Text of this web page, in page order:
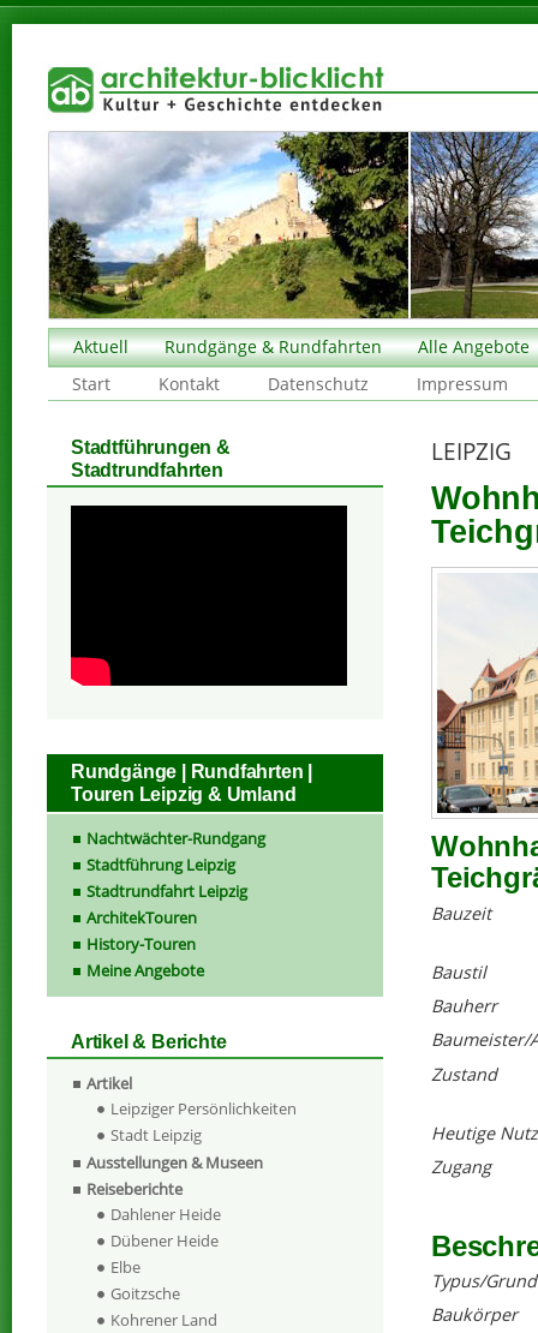
Aktuell Rundgänge & Rundfahrten
Alle Angebote
Start
Kontakt Datenschutz Impressum
LEIPZIG
Bauzeit
Baustil
Bauherr
Baumeister/
Zustand
Heutige
Zugang
Typus/
Baukörper
Stadtführungen &
Stadtrundfahrten
Rundgänge | Rundfahrten |
Touren Leipzig & Umland
Nachtwächter-Rundgang
Stadtführung Leipzig
Stadtrundfahrt Leipzig
ArchitekTouren
History-Touren
Meine Angebote
Artikel & Berichte
Artikel
Leipziger Persönlichkeiten
Stadt Leipzig
Ausstellungen & Museen
Reiseberichte
Dahlener Heide
Dübener Heide
Elbe
Goitzsche
Kohrener Land